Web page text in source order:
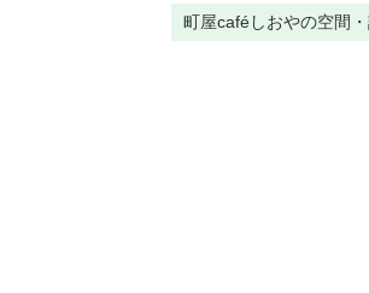
町屋caféしおやの空間